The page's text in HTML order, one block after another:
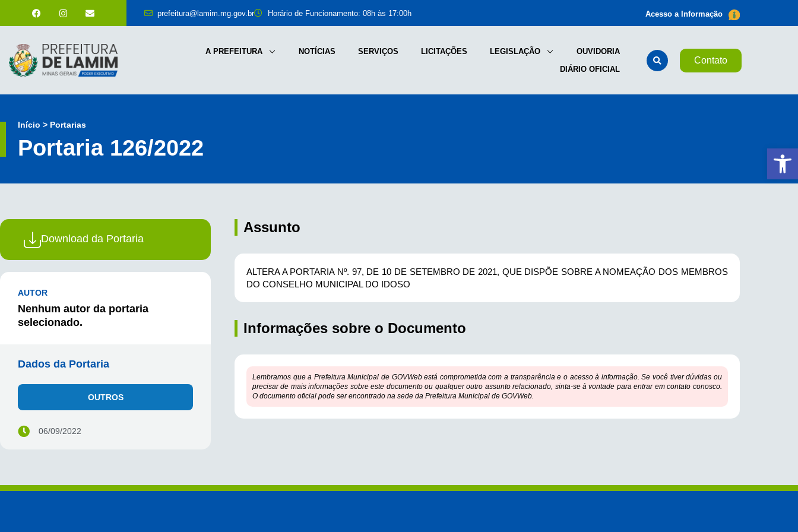
prefeitura@lamim.mg.gov.br Horário de Funcionamento: 08h às 17:00h Acesso a Informação
A PREFEITURA NOTÍCIAS SERVIÇOS LICITAÇÕES LEGISLAÇÃO
OUVIDORIA
DIÁRIO OFICIAL
Contato
Início > Portarias
Portaria 126/2022
Download da Portaria
AUTOR
Nenhum autor da portaria
selecionado.
Dados da Portaria
OUTROS
06/09/2022
Assunto
ALTERA A PORTARIA Nº. 97, DE 10 DE SETEMBRO DE 2021, QUE DISPÕE SOBRE A NOMEAÇÃO DOS MEMBROS
DO CONSELHO MUNICIPAL DO IDOSO
Informações sobre o Documento
Lembramos que a Prefeitura Municipal de GOVWeb está comprometida com a transparência e o acesso à informação. Se você tiver dúvidas ou
precisar de mais informações sobre este documento ou qualquer outro assunto relacionado, sinta-se à vontade para entrar em contato conosco.
O documento oficial pode ser encontrado na sede da Prefeitura Municipal de GOVWeb.